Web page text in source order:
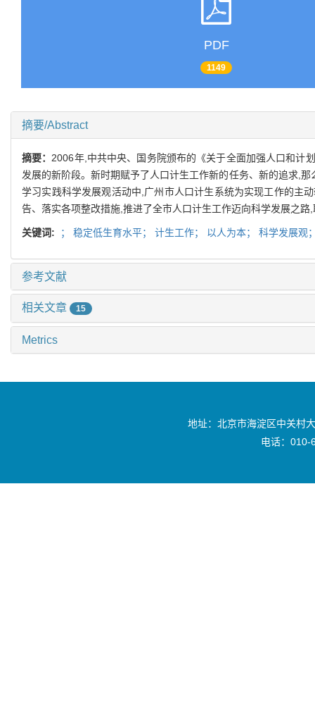
PDF
1149
摘要/Abstract
摘要： 2006年,中共中央、国务院颁布的《关于全面加强人口和计
发展的新阶段。新时期赋予了人口计生工作新的任务、新的追求,
学习实践科学发展观活动中,广州市人口计生系统为实现工作的主
告、落实各项整改措施,推进了全市人口计生工作迈向科学发展之路
关键词: ； 稳定低生育水平； 计生工作； 以人为本； 科学发展观
参考文献
相关文章 15
Metrics
地址：北京市海淀区中关村
电话：